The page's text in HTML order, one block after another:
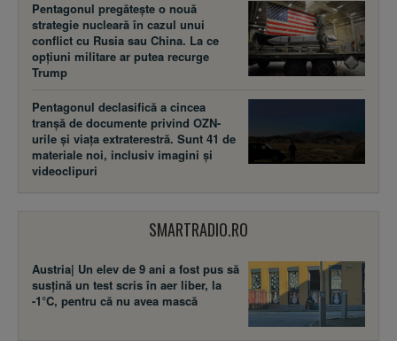
Pentagonul pregătește o nouă
strategie nucleară în cazul unui
conflict cu Rusia sau China. La ce
opțiuni militare ar putea recurge
Trump
Pentagonul declasifică a cincea
tranșă de documente privind OZN-
urile și viața extraterestră. Sunt 41 de
materiale noi, inclusiv imagini și
videoclipuri
SMARTRADIO.RO
Austria| Un elev de 9 ani a fost pus să
susţină un test scris în aer liber, la
-1°C, pentru că nu avea mască